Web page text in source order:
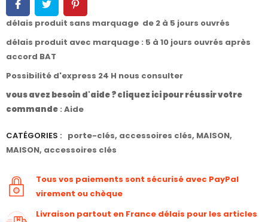
délais produit sans marquage de 2 à 5 jours ouvrés
délais produit avec marquage : 5 à 10 jours ouvrés après
accord BAT
Possibilité d'express 24 H nous consulter
vous avez besoin d'aide ? cliquez ici pour réussir votre
commande : Aide
CATÉGORIES : porte-clés, accessoires clés, MAISON,
MAISON, accessoires clés
Tous vos paiements sont sécurisé avec PayPal
virement ou chèque
Livraison partout en France délais pour les articles